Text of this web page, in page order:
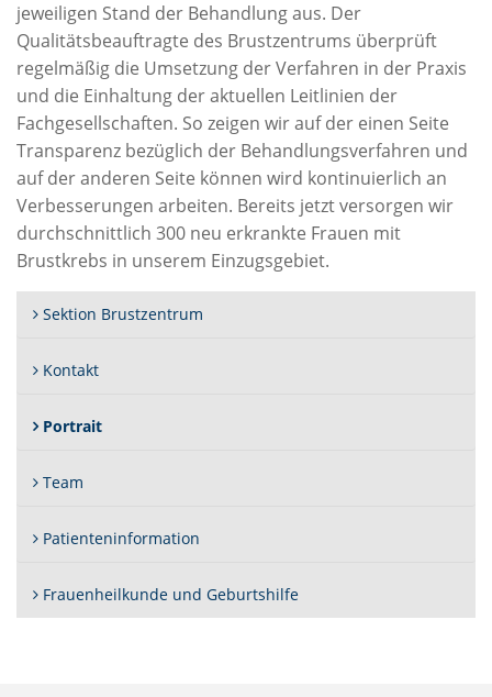
jeweiligen Stand der Behandlung aus. Der
Qualitätsbeauftragte des Brustzentrums überprüft
regelmäßig die Umsetzung der Verfahren in der Praxis
und die Einhaltung der aktuellen Leitlinien der
Fachgesellschaften. So zeigen wir auf der einen Seite
Transparenz bezüglich der Behandlungsverfahren und
auf der anderen Seite können wird kontinuierlich an
Verbesserungen arbeiten. Bereits jetzt versorgen wir
durchschnittlich 300 neu erkrankte Frauen mit
Brustkrebs in unserem Einzugsgebiet.
Sektion Brustzentrum
Kontakt
Portrait(Standort)
Team
Patienteninformation
Frauenheilkunde und Geburtshilfe